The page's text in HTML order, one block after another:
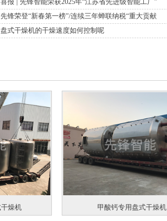
报 | 先锋智能荣获2025年“江苏省先进级智能工厂”
锋荣登“新春第一榜”/连续三年蝉联纳税“重大贡献
行：通过“高新技术企业”认定
式干燥机的干燥速度如何控制呢
燥机 甲酸钙专用盘式干燥机